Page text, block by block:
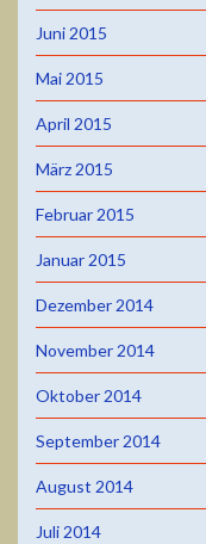
Juni 2015
Mai 2015
April 2015
März 2015
Februar 2015
Januar 2015
Dezember 2014
November 2014
Oktober 2014
September 2014
August 2014
Juli 2014